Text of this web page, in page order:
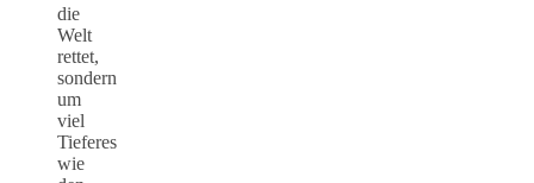
die
Welt
rettet,
sondern
um
viel
Tieferes
wie